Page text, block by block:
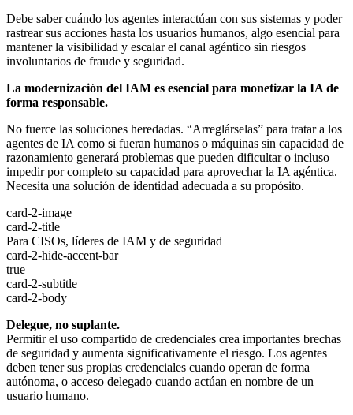
Debe saber cuándo los agentes interactúan con sus sistemas y poder
rastrear sus acciones hasta los usuarios humanos, algo esencial para
mantener la visibilidad y escalar el canal agéntico sin riesgos
involuntarios de fraude y seguridad.
La modernización del IAM es esencial para monetizar la IA de
forma responsable.
No fuerce las soluciones heredadas. “Arreglárselas” para tratar a los
agentes de IA como si fueran humanos o máquinas sin capacidad de
razonamiento generará problemas que pueden dificultar o incluso
impedir por completo su capacidad para aprovechar la IA agéntica.
Necesita una solución de identidad adecuada a su propósito.
card-2-image
card-2-title
Para CISOs, líderes de IAM y de seguridad
card-2-hide-accent-bar
true
card-2-subtitle
card-2-body
Delegue, no suplante.
Permitir el uso compartido de credenciales crea importantes brechas
de seguridad y aumenta significativamente el riesgo. Los agentes
deben tener sus propias credenciales cuando operan de forma
autónoma, o acceso delegado cuando actúan en nombre de un
usuario humano.